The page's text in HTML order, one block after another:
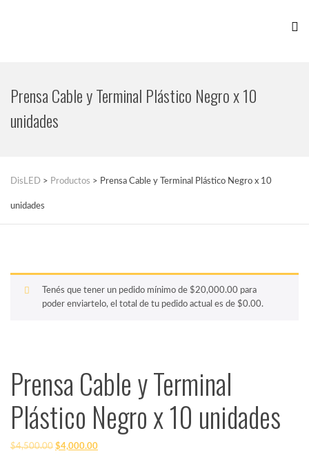
Prensa Cable y Terminal Plástico Negro x 10
unidades
DisLED > Productos > Prensa Cable y Terminal Plástico Negro x 10
unidades
Tenés que tener un pedido mínimo de $20,000.00 para
poder enviartelo, el total de tu pedido actual es de $0.00.
Prensa Cable y Terminal
Plástico Negro x 10 unidades
$4,500.00 El
$4,000.00El